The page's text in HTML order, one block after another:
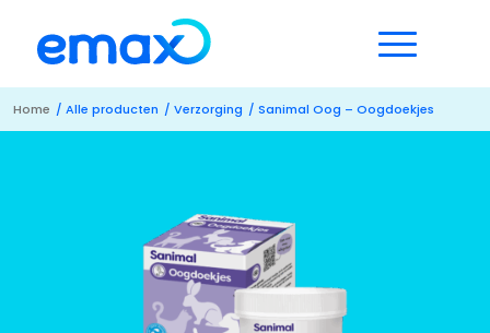
Home / Alle producten / Verzorging / Sanimal Oog – Oogdoekjes